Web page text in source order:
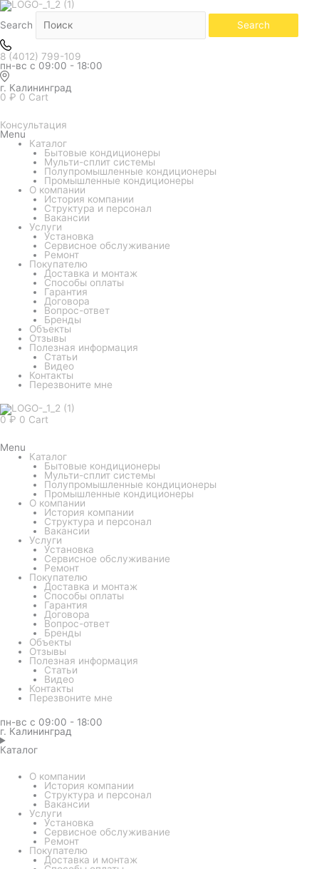
Search Search
8 (4012) 799-109
пн-вс с 09:00 - 18:00
г. Калининград
0 ₽ 0 Cart
Консультация
Menu
Каталог
Бытовые кондиционеры
Мульти-сплит системы
Полупромышленные кондиционеры
Промышленные кондиционеры
О компании
История компании
Структура и персонал
Вакансии
Услуги
Установка
Сервисное обслуживание
Ремонт
Покупателю
Доставка и монтаж
Способы оплаты
Гарантия
Договора
Вопрос-ответ
Бренды
Объекты
Отзывы
Полезная информация
Статьи
Видео
Контакты
Перезвоните мне
0 ₽ 0 Cart
Menu
Каталог
Бытовые кондиционеры
Мульти-сплит системы
Полупромышленные кондиционеры
Промышленные кондиционеры
О компании
История компании
Структура и персонал
Вакансии
Услуги
Установка
Сервисное обслуживание
Ремонт
Покупателю
Доставка и монтаж
Способы оплаты
Гарантия
Договора
Вопрос-ответ
Бренды
Объекты
Отзывы
Полезная информация
Статьи
Видео
Контакты
Перезвоните мне
пн-вс с 09:00 - 18:00
г. Калининград
Каталог
О компании
История компании
Структура и персонал
Вакансии
Услуги
Установка
Сервисное обслуживание
Ремонт
Покупателю
Доставка и монтаж
Белый
Количество
товара
Кондиционер
GREE
серия
Pular
GWH09AGAXA-
K3NNA1A